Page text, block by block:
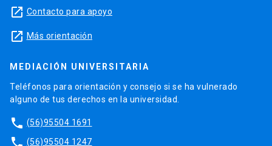
launch Contacto para apoyo
launch Más orientación
MEDIACIÓN UNIVERSITARIA
Teléfonos para orientación y consejo si se ha vulnerado
alguno de tus derechos en la universidad.
phone (56)95504 1691
phone (56)95504 1247